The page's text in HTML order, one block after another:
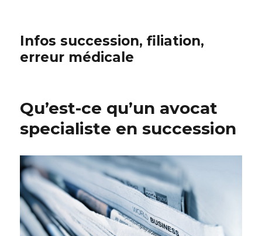
Infos succession, filiation,
erreur médicale
Qu’est-ce qu’un avocat
specialiste en succession